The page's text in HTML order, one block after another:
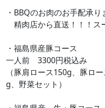
・BBQのお肉のお手配承り
精肉店から直送！！！ス
・福島県産豚コース
一人前 3300円税込み
（豚肩ロース150g、豚ロ
g、野菜セット）